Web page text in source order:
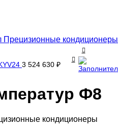
Прецизионные кондиционеры
3 524 630 ₽
Ф8
кондиционеры